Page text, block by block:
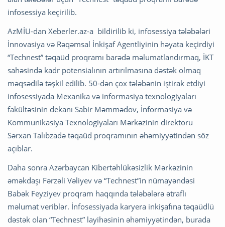
infosessiya keçirilib.
AzMİU-dan Xeberler.az-a bildirilib ki, infosessiya tələbələri
İnnovasiya və Rəqəmsal İnkişaf Agentliyinin həyata keçirdiyi
“Technest” təqaüd proqramı barədə məlumatlandırmaq, İKT
sahəsində kadr potensialının artırılmasına dəstək olmaq
məqsədilə təşkil edilib. 50-dən çox tələbənin iştirak etdiyi
infosessiyada Mexanika və informasiya texnologiyaları
fakültəsinin dekanı Sabir Məmmədov, İnformasiya və
Kommunikasiya Texnologiyaları Mərkəzinin direktoru
Sərxan Talıbzadə təqaüd proqramının əhəmiyyətindən söz
açıblar.
Daha sonra Azərbaycan Kibertəhlükəsizlik Mərkəzinin
əməkdaşı Fərzəli Vəliyev və “Technest”in nümayəndəsi
Babək Feyziyev proqram haqqında tələbələrə ətraflı
məlumat veriblər. İnfosessiyada karyera inkişafına təqaüdlü
dəstək olan “Technest” layihəsinin əhəmiyyətindən, burada